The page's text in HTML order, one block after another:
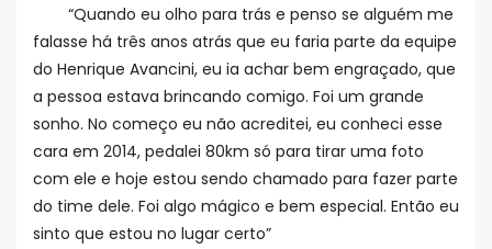
“Quando eu olho para trás e penso se alguém me
falasse há três anos atrás que eu faria parte da equipe
do Henrique Avancini, eu ia achar bem engraçado, que
a pessoa estava brincando comigo. Foi um grande
sonho. No começo eu não acreditei, eu conheci esse
cara em 2014, pedalei 80km só para tirar uma foto
com ele e hoje estou sendo chamado para fazer parte
do time dele. Foi algo mágico e bem especial. Então eu
sinto que estou no lugar certo”